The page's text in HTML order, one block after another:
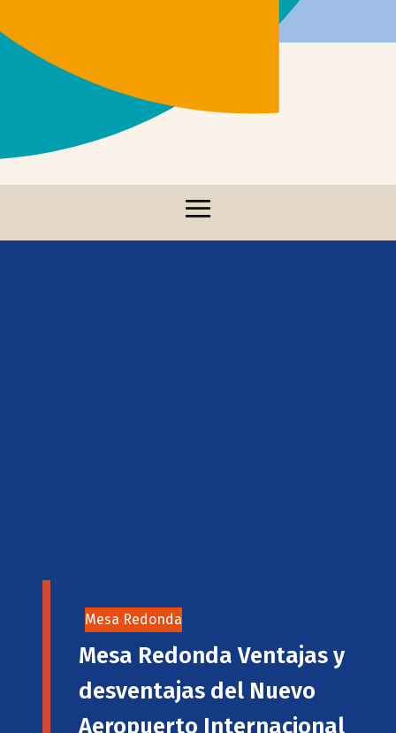
Mesa Redonda
Mesa Redonda Ventajas y
desventajas del Nuevo
Aeropuerto Internacional